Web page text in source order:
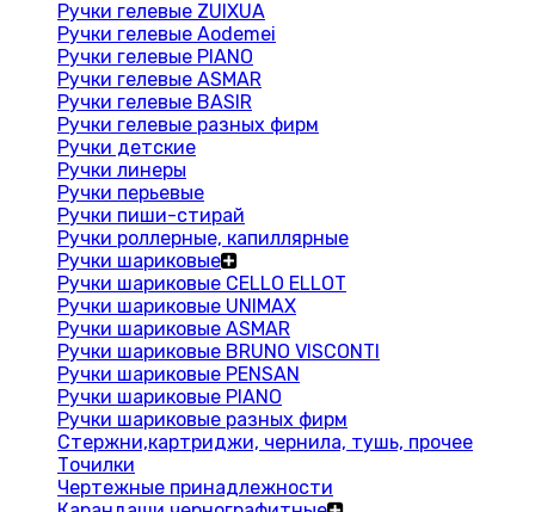
Ручки гелевые ZUIXUA
Ручки гелевые Aodemei
Ручки гелевые PIANO
Ручки гелевые ASMAR
Ручки гелевые BASIR
Ручки гелевые разных фирм
Ручки детские
Ручки линеры
Ручки перьевые
Ручки пиши-стирай
Ручки роллерные, капиллярные
Ручки шариковые
Ручки шариковые CELLO ELLOT
Ручки шариковые UNIMAX
Ручки шариковые ASMAR
Ручки шариковые BRUNO VISCONTI
Ручки шариковые PENSAN
Ручки шариковые PIANO
Ручки шариковые разных фирм
Стержни,картриджи, чернила, тушь, прочее
Точилки
Чертежные принадлежности